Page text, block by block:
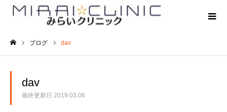
ブログ dav
dav
最終更新日 2019.03.06